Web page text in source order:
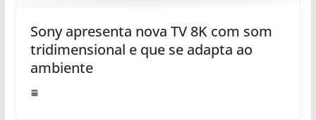
Sony apresenta nova TV 8K com som
tridimensional e que se adapta ao
ambiente